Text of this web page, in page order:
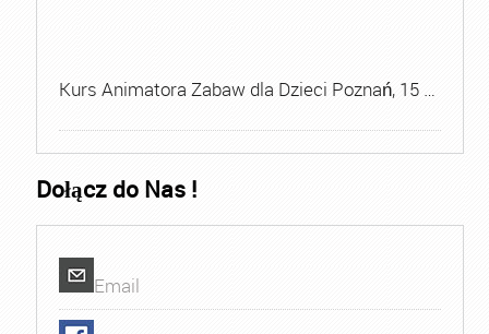
Kurs Animatora Zabaw dla Dzieci Poznań, 15 …
Dołącz do Nas !
Email